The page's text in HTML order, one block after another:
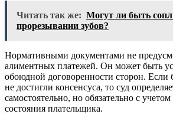
Читать так же: Могут ли быть
прорезывании зубов?
Нормативными документами не
алиментных платежей. Он может быть
обоюдной договоренности сторон.
не достигли консенсуса, то суд
самостоятельно, но обязательно с
состояния плательщика.